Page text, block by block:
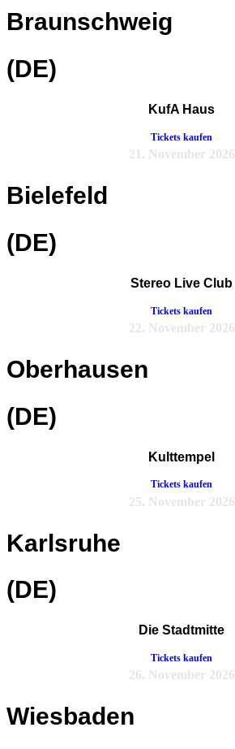
Braunschweig
(DE)
KufA Haus
Tickets kaufen
21. November 2026
Bielefeld
(DE)
Stereo Live Club
Tickets kaufen
22. November 2026
Oberhausen
(DE)
Kulttempel
Tickets kaufen
25. November 2026
Karlsruhe
(DE)
Die Stadtmitte
Tickets kaufen
26. November 2026
Wiesbaden